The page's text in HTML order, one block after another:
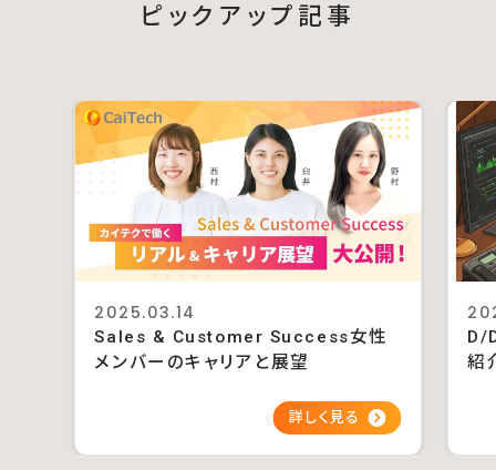
ピックアップ記事
2025.03.14
Sales & Customer Success女性
メンバーのキャリアと展望
D/
紹